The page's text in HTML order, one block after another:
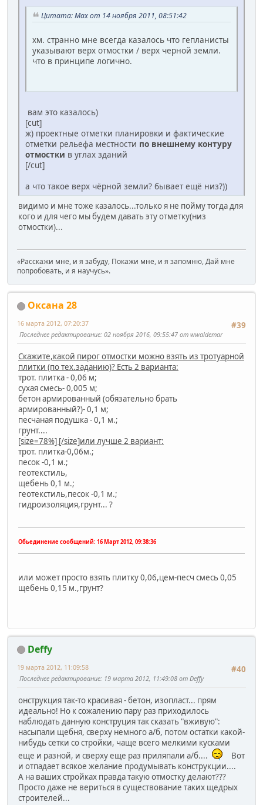
Цитата: Max от 14 ноября 2011, 08:51:42
хм. странно мне всегда казалось что гепланисты
указывают верх отмостки / верх черной земли.
что в принципе логично.
вам это казалось)
[cut]
ж) проектные отметки планировки и фактические
отметки рельефа местности по внешнему контуру
отмостки в углах зданий
[/cut]
а что такое верх чёрной земли? бывает ещё низ?))
видимо и мне тоже казалось...только я не пойму тогда для
кого и для чего мы будем давать эту отметку(низ
отмостки)...
«Расскажи мне, и я забуду, Покажи мне, и я запомню, Дай мне
попробовать, и я научусь».
Оксана 28
#39
16 марта 2012, 07:20:37
Последнее редактирование: 02 ноября 2016, 09:55:47 от wwaldemar
Скажите,какой пирог отмостки можно взять из тротуарной
плитки (по тех.заданию)? Есть 2 варианта:
трот. плитка - 0,06 м;
сухая смесь- 0,005 м;
бетон армированный (обязательно брать
армированный?)- 0,1 м;
песчаная подушка - 0,1 м.;
грунт....
[size=78%] [/size]или лучше 2 вариант:
трот. плитка-0,06м.;
песок -0,1 м.;
геотекстиль,
щебень 0,1 м.;
геотекстиль,песок -0,1 м.;
гидроизоляция,грунт... ?
Обьединение сообщений: 16 Март 2012, 09:38:36
или может просто взять плитку 0,06,цем-песч смесь 0,05
щебень 0,15 м.,грунт?
Deffy
#40
19 марта 2012, 11:09:58
Последнее редактирование: 19 марта 2012, 11:49:08 от Deffy
онструкция так-то красивая - бетон, изопласт... прям
идеально! Но к сожалению пару раз приходилось
наблюдать данную конструция так сказать "вживую":
насыпали щебня, сверху немного а/б, потом остатки какой-
нибудь сетки со стройки, чаще всего мелкими кусками
еще и разной, и сверху еще раз приляпали а/б....
Вот
и отпадает всякое желание продумывать конструкции....
А на ваших стройках правда такую отмостку делают???
Просто даже не вериться в существование таких щедрых
строителей...